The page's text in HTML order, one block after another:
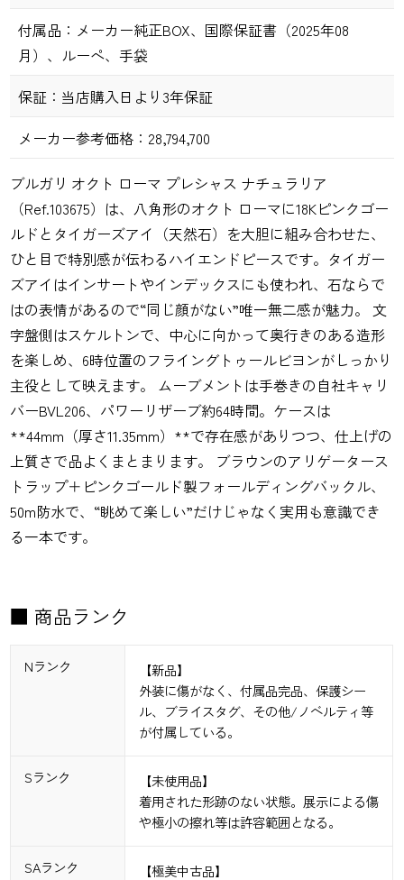
付属品： メーカー純正BOX、国際保証書（2025年08
月）、ルーペ、手袋
保証： 当店購入日より3年保証
メーカー参考価格：28,794,700
ブルガリ オクト ローマ プレシャス ナチュラリア
（Ref.103675）は、八角形のオクト ローマに18Kピンクゴー
ルドとタイガーズアイ（天然石）を大胆に組み合わせた、
ひと目で特別感が伝わるハイエンドピースです。タイガー
ズアイはインサートやインデックスにも使われ、石ならで
はの表情があるので“同じ顔がない”唯一無二感が魅力。 文
字盤側はスケルトンで、中心に向かって奥行きのある造形
を楽しめ、6時位置のフライングトゥールビヨンがしっかり
主役として映えます。 ムーブメントは手巻きの自社キャリ
バーBVL206、パワーリザーブ約64時間。ケースは
**44mm（厚さ11.35mm）**で存在感がありつつ、仕上げの
上質さで品よくまとまります。 ブラウンのアリゲータース
トラップ＋ピンクゴールド製フォールディングバックル、
50m防水で、“眺めて楽しい”だけじゃなく実用も意識でき
る一本です。
■ 商品ランク
Nランク
【新品】
外装に傷がなく、付属品完品、保護シー
ル、ブライスタグ、その他/ノベルティ等
が付属している。
Sランク
【未使用品】
着用された形跡のない状態。展示による傷
や極小の擦れ等は許容範囲となる。
SAランク 【極美中古品】